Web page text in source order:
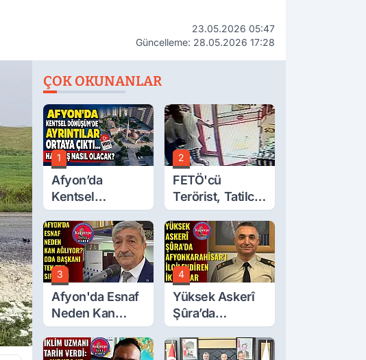
23.05.2026 05:47
Güncelleme: 28.05.2026 17:28
ÇOK OKUNANLAR
1
Afyon’da
Kentsel
Dönüşüm’de
Ayrıntılar Ortaya
Çıktı… Hakediş
Nasıl Olacak?
2
FETÖ'cü
Terörist, Tatilci
Gibi Kaçmış
3
Afyon'da Esnaf
Neden Kan
Ağlıyor? Oda
Başkanı Tek Tek
4
Yüksek Askerî
Şûra’da
Afyonkarahisar'ı
İlgilendiren İki